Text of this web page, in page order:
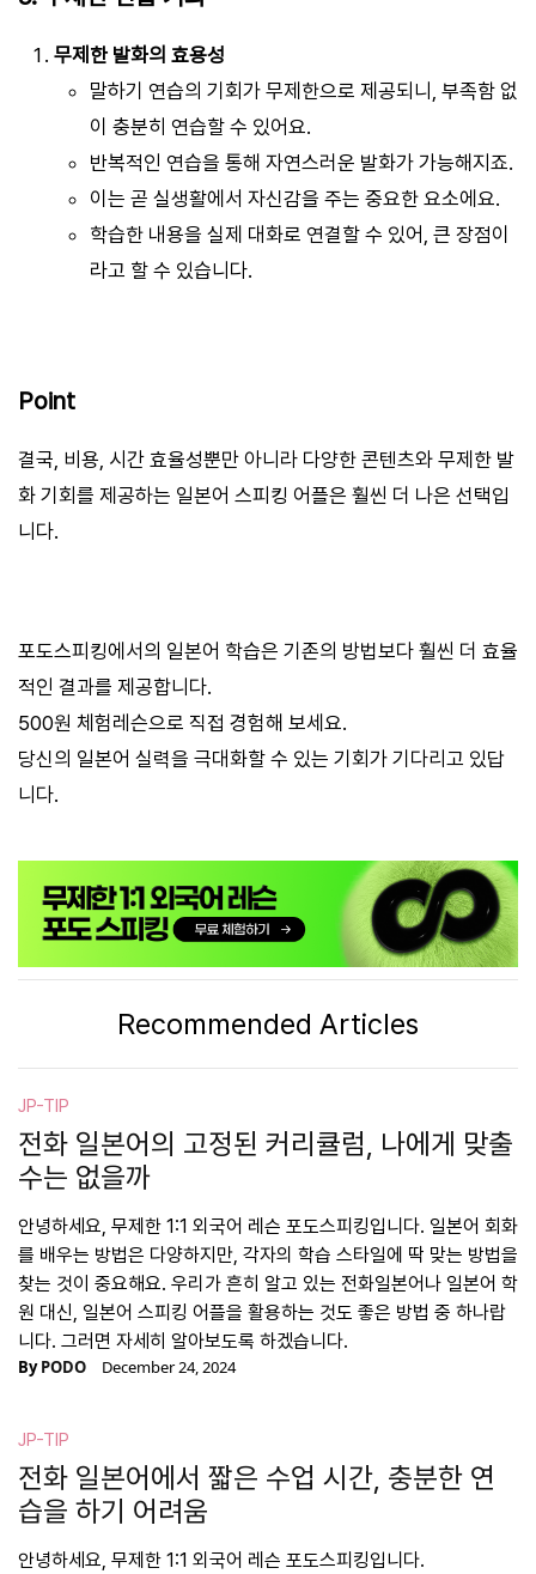
무제한 발화의 효용성
말하기 연습의 기회가 무제한으로 제공되니, 부족함 없
이 충분히 연습할 수 있어요.
반복적인 연습을 통해 자연스러운 발화가 가능해지죠.
이는 곧 실생활에서 자신감을 주는 중요한 요소에요.
학습한 내용을 실제 대화로 연결할 수 있어, 큰 장점이
라고 할 수 있습니다.
Point
결국, 비용, 시간 효율성뿐만 아니라 다양한 콘텐츠와 무제한 발
화 기회를 제공하는 일본어 스피킹 어플은 훨씬 더 나은 선택입
니다.
포도스피킹에서의 일본어 학습은 기존의 방법보다 훨씬 더 효율
적인 결과를 제공합니다.
500원 체험레슨으로 직접 경험해 보세요.
당신의 일본어 실력을 극대화할 수 있는 기회가 기다리고 있답
니다.
Recommended Articles
JP-TIP
전화 일본어의 고정된 커리큘럼, 나에게 맞출
수는 없을까
안녕하세요, 무제한 1:1 외국어 레슨 포도스피킹입니다. 일본어 회화
를 배우는 방법은 다양하지만, 각자의 학습 스타일에 딱 맞는 방법을
찾는 것이 중요해요. 우리가 흔히 알고 있는 전화일본어나 일본어 학
원 대신, 일본어 스피킹 어플을 활용하는 것도 좋은 방법 중 하나랍
니다. 그러면 자세히 알아보도록 하겠습니다.
ByPODO December 24, 2024
JP-TIP
전화 일본어에서 짧은 수업 시간, 충분한 연
습을 하기 어려움
안녕하세요, 무제한 1:1 외국어 레슨 포도스피킹입니다.